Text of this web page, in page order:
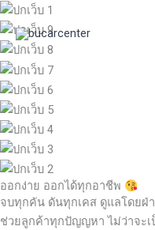
Skip
to
content
ออกง่าย ออกได้ทุกอาชีพ
จบทุกคัน ดันทุกเคส ดูแลโดยฝ่
ช่วยลูกค้าทุกปัญญหา ไม่ว่าจะเ